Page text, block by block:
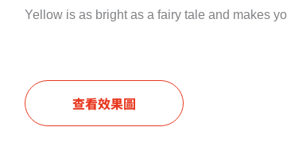
Yellow is as bright as a fairy tale and makes
查看效果圖